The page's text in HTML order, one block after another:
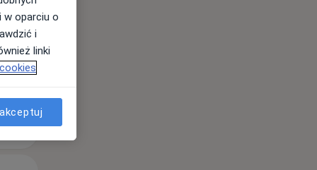
w oparciu o
i
linki